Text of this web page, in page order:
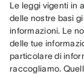
Le leggi vigenti in
delle nostre basi
informazioni. Le
delle tue
particolare di
raccogliamo.